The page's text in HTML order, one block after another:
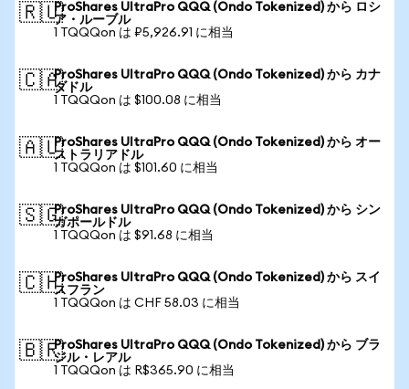
🇷🇺ProShares UltraPro QQQ (Ondo Tokenized) から ロシ
ア・ルーブル
1 TQQQon は ₽5,926.91 に相当
🇨🇦ProShares UltraPro QQQ (Ondo Tokenized) から カナ
ダドル
1 TQQQon は $100.08 に相当
🇦🇺ProShares UltraPro QQQ (Ondo Tokenized) から オー
ストラリアドル
1 TQQQon は $101.60 に相当
🇸🇬ProShares UltraPro QQQ (Ondo Tokenized) から シン
ガポールドル
1 TQQQon は $91.68 に相当
🇨🇭ProShares UltraPro QQQ (Ondo Tokenized) から スイ
スフラン
1 TQQQon は CHF 58.03 に相当
🇧🇷ProShares UltraPro QQQ (Ondo Tokenized) から ブラ
ジル・レアル
1 TQQQon は R$365.90 に相当